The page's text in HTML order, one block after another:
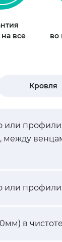
на все
во
Кровля
или
между
или
в